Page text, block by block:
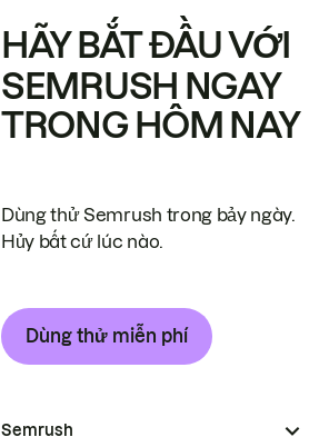
HÃY BẮT ĐẦU VỚI
SEMRUSH NGAY
TRONG HÔM NAY
Dùng thử Semrush trong bảy ngày.
Hủy bất cứ lúc nào.
Dùng thử miễn phí
Semrush